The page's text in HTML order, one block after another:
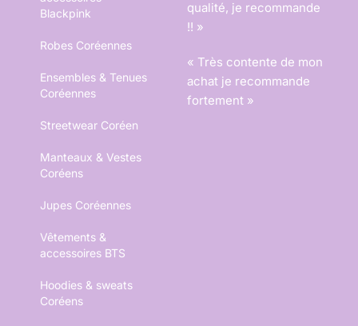
Blackpink
Robes Coréennes
Ensembles & Tenues
Coréennes
Streetwear Coréen
Manteaux & Vestes
Coréens
Jupes Coréennes
Vêtements &
accessoires BTS
Hoodies & sweats
Coréens
qualité, je recommande
!! »
« Très contente de mon
achat je recommande
fortement »